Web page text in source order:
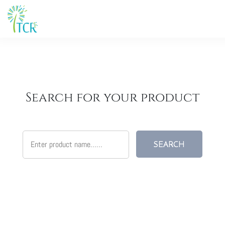
Search for your product
SEARCH